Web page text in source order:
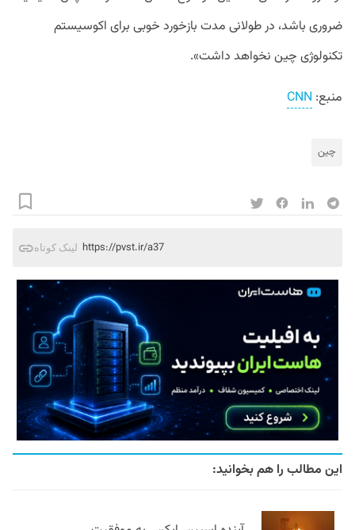
ضروری باشد، در طولانی مدت بازخورد خوبی برای اکوسیستم
تکنولوژی چین نخواهد داشت».
منبع: CNN
چین
لینک کوتاه https://pvst.ir/a37
این مطالب را هم بخوانید: